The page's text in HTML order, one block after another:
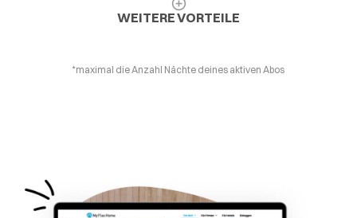
WEITERE VORTEILE
*maximal die Anzahl Nächte deines aktiven Abos